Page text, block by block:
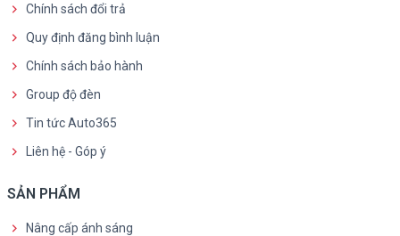
Chính sách đổi trả
Quy định đăng bình luận
Chính sách bảo hành
Group độ đèn
Tin tức Auto365
Liên hệ - Góp ý
SẢN PHẨM
Nâng cấp ánh sáng